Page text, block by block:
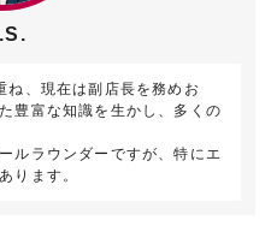
ね、現在は副店長を務めお
豊富な知識を生かし、多くの
ルラウンダーですが、特にエ
ります。